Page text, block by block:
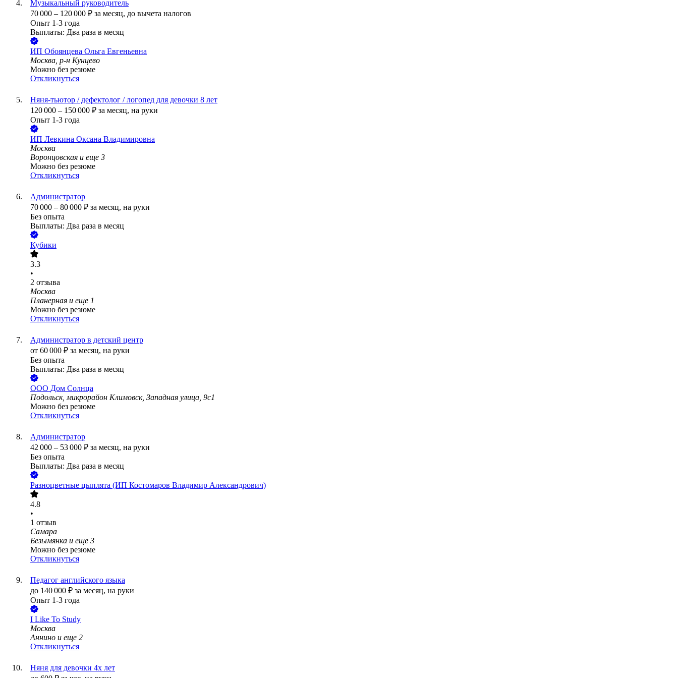
Музыкальный руководитель
70 000 – 120 000 ₽ за месяц, до вычета налогов
Опыт 1-3 года
Выплаты: Два раза в месяц
ИП Обоянцева Ольга Евгеньевна
Москва, р-н Кунцево
Можно без резюме
Откликнуться
Няня-тьютор / дефектолог / логопед для девочки 8 лет
120 000 – 150 000 ₽ за месяц, на руки
Опыт 1-3 года
ИП Левкина Оксана Владимировна
Москва
Воронцовская и еще 3
Можно без резюме
Откликнуться
Администратор
70 000 – 80 000 ₽ за месяц, на руки
Без опыта
Выплаты: Два раза в месяц
Кубики
3.3
•
2 отзыва
Москва
Планерная и еще 1
Можно без резюме
Откликнуться
Администратор в детский центр
от 60 000 ₽ за месяц, на руки
Без опыта
Выплаты: Два раза в месяц
ООО Дом Солнца
Подольск, микрорайон Климовск, Западная улица, 9с1
Можно без резюме
Откликнуться
Администратор
42 000 – 53 000 ₽ за месяц, на руки
Без опыта
Выплаты: Два раза в месяц
Разноцветные цыплята (ИП Костомаров Владимир Александрович)
4.8
•
1 отзыв
Самара
Безымянка и еще 3
Можно без резюме
Откликнуться
Педагог английского языка
до 140 000 ₽ за месяц, на руки
Опыт 1-3 года
I Like To Study
Москва
Аннино и еще 2
Откликнуться
Няня для девочки 4х лет